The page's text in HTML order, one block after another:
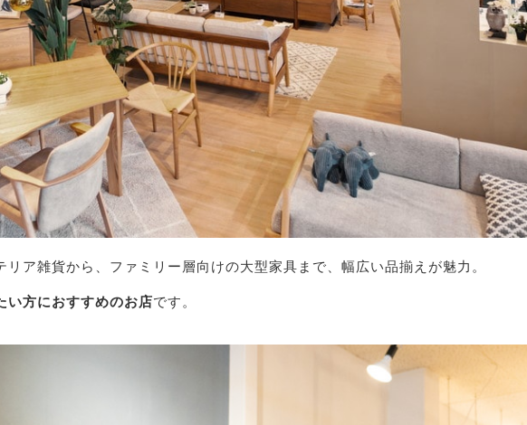
ア雑貨から、ファミリー層向けの大型家具まで、幅広い品揃えが魅力。
い方におすすめのお店です。